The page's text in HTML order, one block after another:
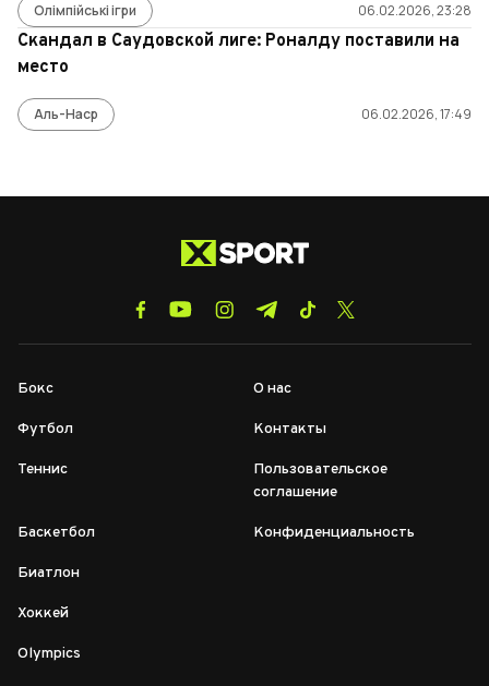
Олімпійські ігри 06.02.2026, 23:28
Скандал в Саудовской лиге: Роналду поставили на
место
Аль-Наср 06.02.2026, 17:49
Бокс
Футбол
Теннис
Баскетбол
Биатлон
Хоккей
Olympics
О нас
Контакты
Пользовательское
соглашение
Конфиденциальность